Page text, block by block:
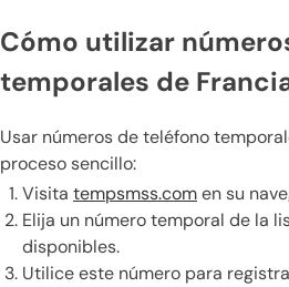
Cómo utilizar
temporales de
Usar números de teléfono
proceso sencillo:
Visita tempsmss.comen su
Elija un número temporal de la
disponibles.
Utilice este número para